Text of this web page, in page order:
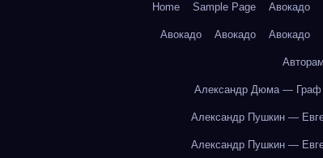
Home Sample Page Авокадо
Авокадо Авокадо Авокадо
Александр Дюма — Граф
Александр Пушкин —
Александр Пушкин —